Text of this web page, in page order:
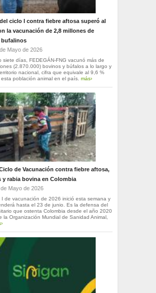
ciclo I contra fiebre aftosa superó al
la vacunación de 2,8 millones de
Mayo de 2026
siete días, FEDEGÁN-FNG vacunó más de
(2.870.000) bovinos y búfalos a lo largo y
nacional, cifra que equivale al 9,6 %
población animal en el país. más›
de Vacunación contra fiebre aftosa,
y rabia bovina en Colombia
Mayo de 2026
I de vacunación de 2026 inició esta semana y
hasta el 23 de junio. Es la defensa del
que ostenta Colombia desde el año 2020
la Organización Mundial de Sanidad Animal,